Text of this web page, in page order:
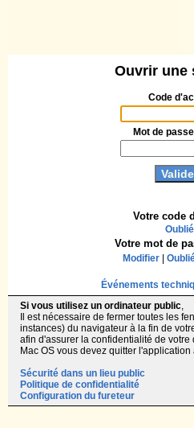
Ouvrir une
Code
Votre code
Oublié
Mot de
Votre mot de
Modifier
Événements
Si vous utilisez un ordinateur public,
Il est nécessaire de fermer toutes les
instances) du navigateur à la fin de
afin d'assurer la confidentialité de votre
Mac OS vous devez quitter
Sécurité dans un lieu public
Politique de confidentialité
Configuration du fureteur